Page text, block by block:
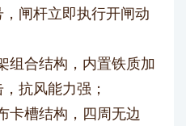
闸杆立即执行开闸动
组合结构，内置铁质加
抗风能力强；
卡槽结构，四周无边